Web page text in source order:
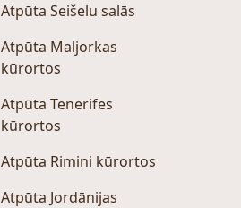
Atpūta Seišelu salās
Atpūta Maljorkas
kūrortos
Atpūta Tenerifes
kūrortos
Atpūta Rimini kūrortos
Atpūta Jordānijas